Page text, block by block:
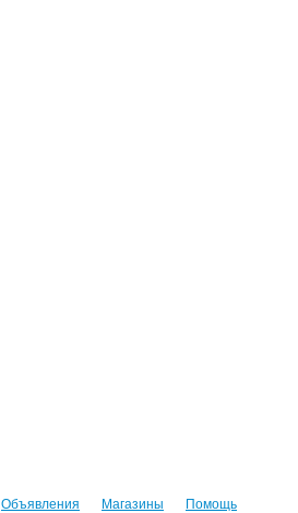
Объявления Магазины Помощь